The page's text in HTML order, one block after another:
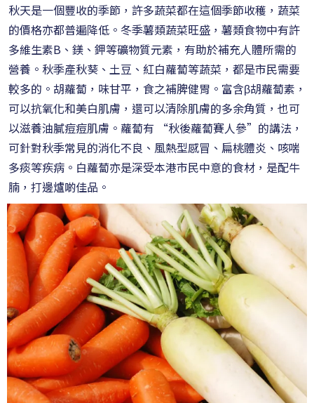
秋天是一個豐收的季節，許多蔬菜都在這個季節收穫，蔬菜
的價格亦都普遍降低。冬季薯類蔬菜旺盛，薯類食物中有許
多維生素B、鎂、鉀等礦物質元素，有助於補充人體所需的
營養。秋季產秋葵、土豆、紅白蘿蔔等蔬菜，都是市民需要
較多的。胡蘿蔔，味甘平，食之補脾健胃。富含β胡蘿蔔素，
可以抗氧化和美白肌膚，還可以清除肌膚的多余角質，也可
以滋養油膩痘痘肌膚。蘿蔔有 “秋後蘿蔔賽人參”的講法，
可針對秋季常見的消化不良、風熱型感冒、扁桃體炎、咳喘
多痰等疾病。白蘿蔔亦是深受本港市民中意的食材，是配牛
腩，打邊爐啲佳品。